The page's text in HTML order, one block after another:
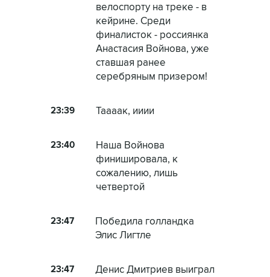
велоспорту на треке - в
кейрине. Среди
финалисток - россиянка
Анастасия Войнова, уже
ставшая ранее
серебряным призером!
23:39 Таааак, ииии
23:40
Наша Войнова
финишировала, к
сожалению, лишь
четвертой
23:47
Победила голландка
Элис Лигтле
23:47
Денис Дмитриев выиграл